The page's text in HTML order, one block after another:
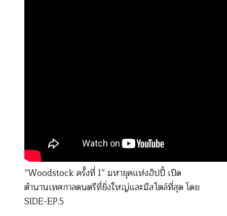
“Woodstock ครั้งที่ 1” มหายุคแห่งฮิปปี้ เปิด
ตำนานเทศกาลดนตรีที่ยิ่งใหญ่และมีสไตล์ที่สุด โดย
SIDE-EP.5